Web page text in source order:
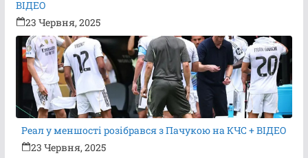
ВІДЕО
23 Червня, 2025
Реал у меншості розібрався з Пачукою на КЧС + ВІДЕО
23 Червня, 2025